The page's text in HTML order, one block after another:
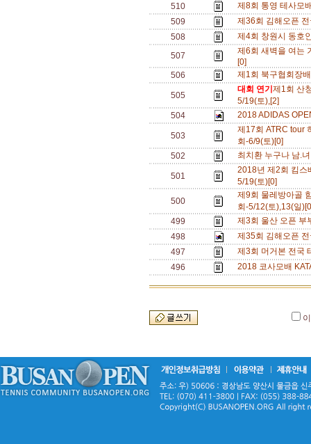
510
제8회 통영 테사모
509
제36회 김해오픈
508
제4회 창원시 동호
507
제6회 새벽을 여는
[0]
506
제1회 북구협회장
505
대회 연기 제1회 산
5/19(토),[2]
504
2018 ADIDAS
503
제17회 ATRC tour
회-6/9(토)[0]
502
최치환 누구나 남.
501
2018년 제2회 킴스
5/19(토)[0]
500
제9회 물레방아골
회-5/12(토),13(일
499
제3회 울산 오픈
498
제35회 김해오픈
497
제3회 머거본 전국
496
2018 코사모배